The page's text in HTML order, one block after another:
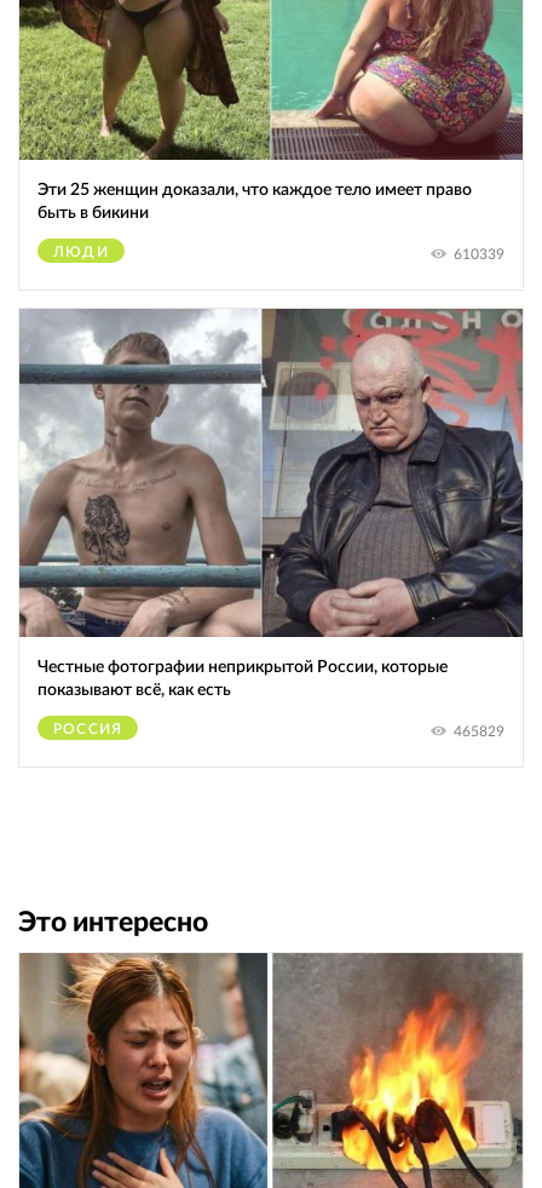
Эти 25 женщин доказали, что каждое тело имеет право
быть в бикини
ЛЮДИ 610339
Честные фотографии неприкрытой России, которые
показывают всё, как есть
РОССИЯ 465829
Это интересно